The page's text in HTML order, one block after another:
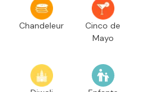
Chandeleur
Cinco de
Mayo